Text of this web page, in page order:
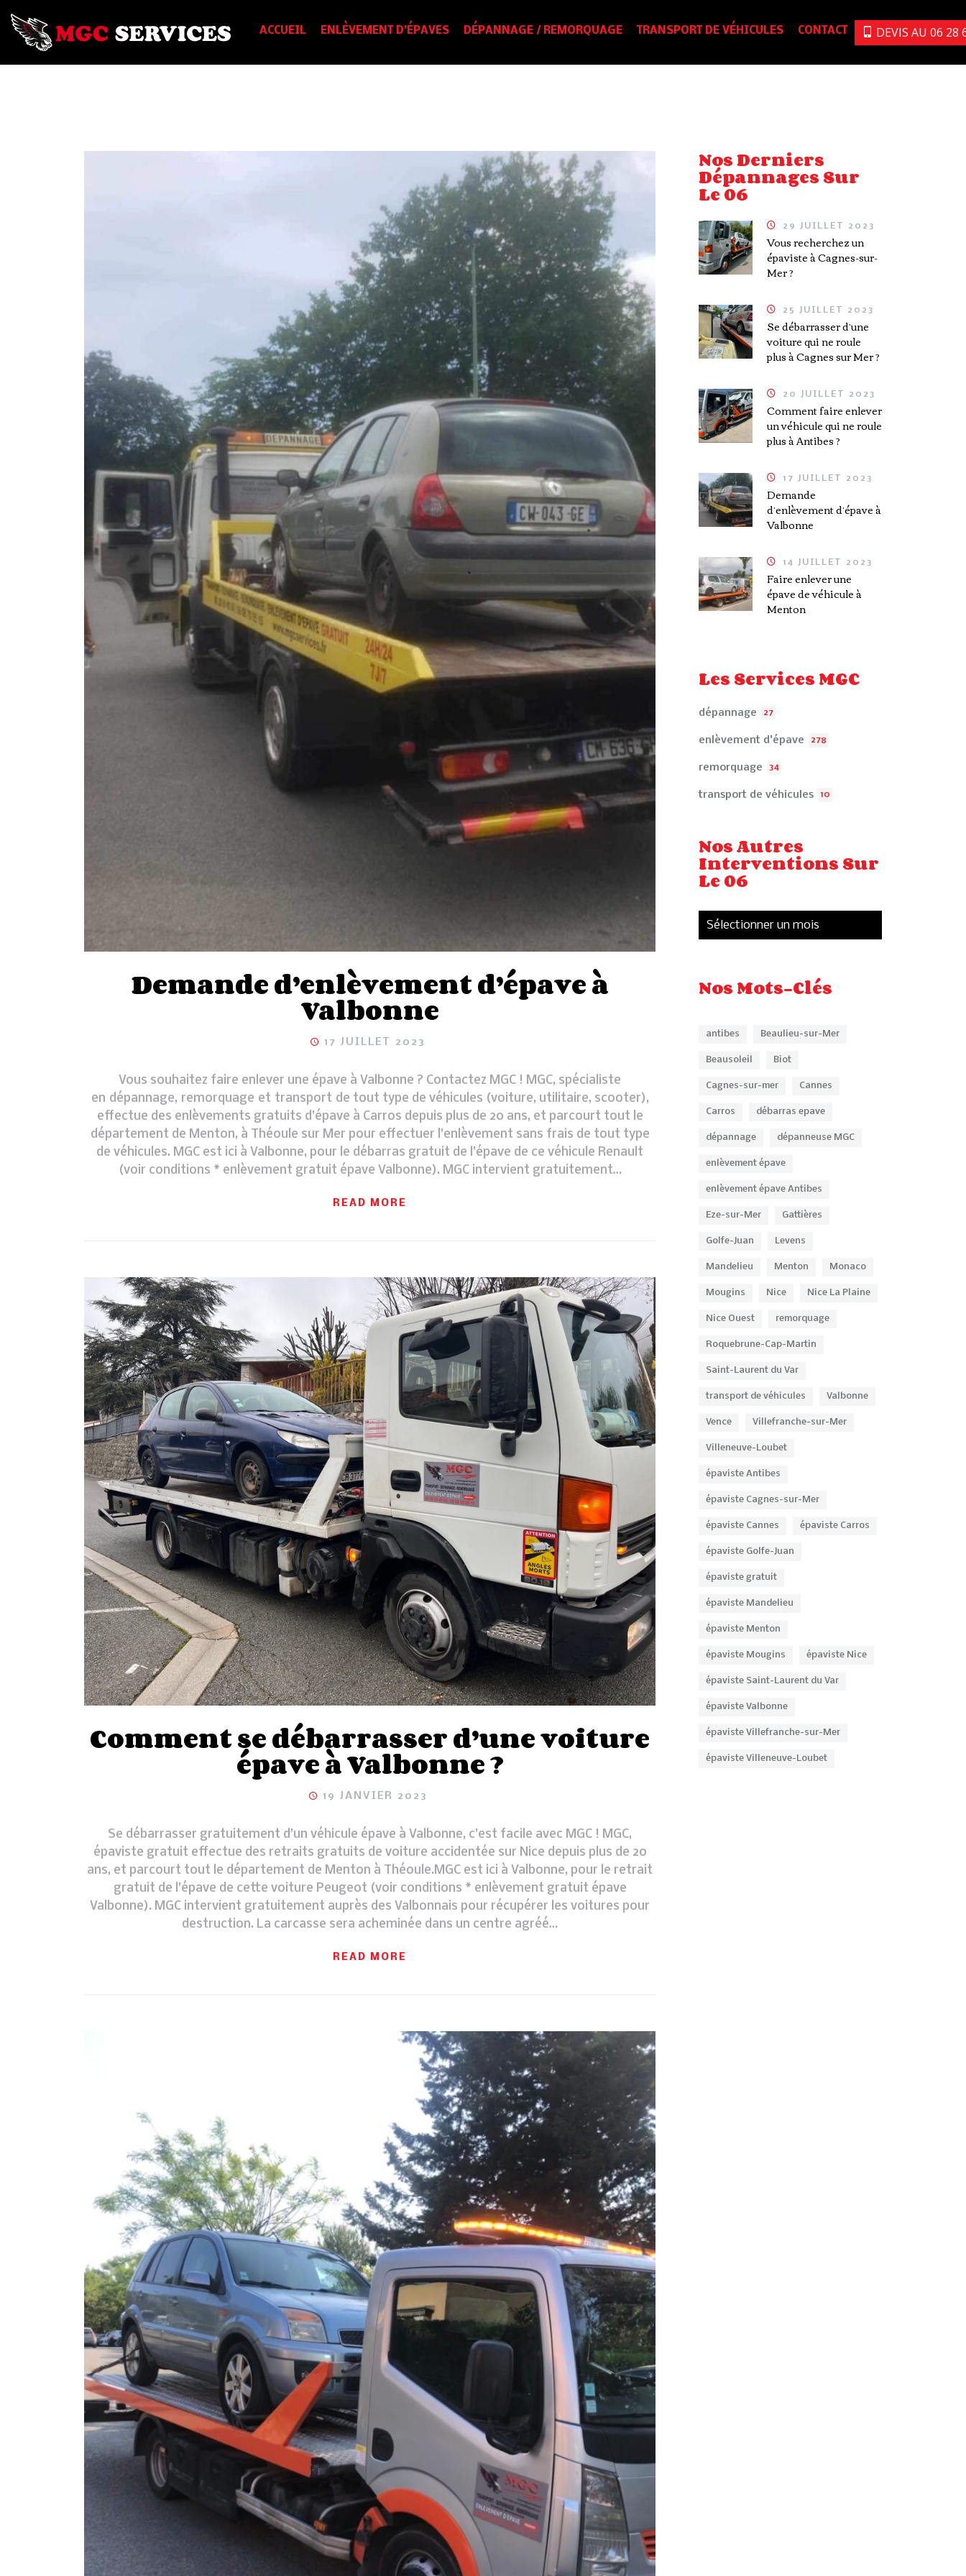
ACCUEIL ENLÈVEMENT D’ÉPAVES DÉPANNAGE / REMORQUAGE TRANSPORT DE VÉHICULES CONTACT DEVIS AU 06 28
Demande d’enlèvement d’épave à
Valbonne
17 JUILLET 2023
Vous souhaitez faire enlever une épave à Valbonne ? Contactez MGC ! MGC, spécialiste
en dépannage, remorquage et transport de tout type de véhicules (voiture, utilitaire, scooter),
effectue des enlèvements gratuits d’épave à Carros depuis plus de 20 ans, et parcourt tout le
département de Menton, à Théoule sur Mer pour effectuer l’enlèvement sans frais de tout type
de véhicules. MGC est ici à Valbonne, pour le débarras gratuit de l’épave de ce véhicule Renault
(voir conditions * enlèvement gratuit épave Valbonne). MGC intervient gratuitement…
READ MORE
Comment se débarrasser d’une voiture
épave à Valbonne ?
19 JANVIER 2023
Se débarrasser gratuitement d’un véhicule épave à Valbonne, c’est facile avec MGC ! MGC,
épaviste gratuit effectue des retraits gratuits de voiture accidentée sur Nice depuis plus de 20
ans, et parcourt tout le département de Menton à Théoule.MGC est ici à Valbonne, pour le retrait
gratuit de l’épave de cette voiture Peugeot (voir conditions * enlèvement gratuit épave
Valbonne). MGC intervient gratuitement auprès des Valbonnais pour récupérer les voitures pour
destruction. La carcasse sera acheminée dans un centre agréé…
READ MORE
Nos Derniers
Dépannages Sur
Le 06
29 JUILLET 2023
Vous recherchez un
épaviste à Cagnes-sur-
Mer ?
25 JUILLET 2023
Se débarrasser d’une
voiture qui ne roule
plus à Cagnes sur Mer ?
20 JUILLET 2023
Comment faire enlever
un véhicule qui ne roule
plus à Antibes ?
17 JUILLET 2023
Demande
d’enlèvement d’épave à
Valbonne
14 JUILLET 2023
Faire enlever une
épave de véhicule à
Menton
Les Services MGC
dépannage 27
enlèvement d'épave 278
remorquage 34
transport de véhicules 10
Nos Autres
Interventions Sur
Le 06
Nos Mots-Clés
antibes Beaulieu-sur-Mer
Beausoleil Biot
Cagnes-sur-mer Cannes
Carros débarras epave
dépannage dépanneuse MGC
enlèvement épave
enlèvement épave Antibes
Eze-sur-Mer Gattières
Golfe-Juan Levens
Mandelieu Menton Monaco
Mougins Nice Nice La Plaine
Nice Ouest remorquage
Roquebrune-Cap-Martin
Saint-Laurent du Var
transport de véhicules Valbonne
Vence Villefranche-sur-Mer
Villeneuve-Loubet
épaviste Antibes
épaviste Cagnes-sur-Mer
épaviste Cannes épaviste Carros
épaviste Golfe-Juan
épaviste gratuit
épaviste Mandelieu
épaviste Menton
épaviste Mougins épaviste Nice
épaviste Saint-Laurent du Var
épaviste Valbonne
épaviste Villefranche-sur-Mer
épaviste Villeneuve-Loubet